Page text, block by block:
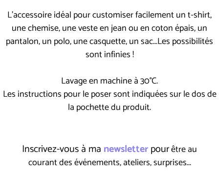
L'accessoire idéal pour customiser facilement un t-shirt,
une chemise, une veste en jean ou en coton épais, un
pantalon, un polo, une casquette, un sac...Les possibilités
sont infinies !
Lavage en machine à 30°C.
Les instructions pour le poser sont indiquées sur le dos de
la pochette du produit.
Inscrivez-vous à ma newsletterpourêtre au
courant des événements, ateliers, surprises...